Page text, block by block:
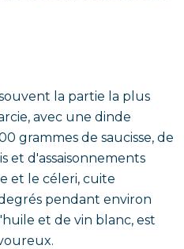
la partie la plus
avec une dinde
grammes de saucisse, de
et d'assaisonnements
et le céleri, cuite
pendant environ
et de vin blanc, est